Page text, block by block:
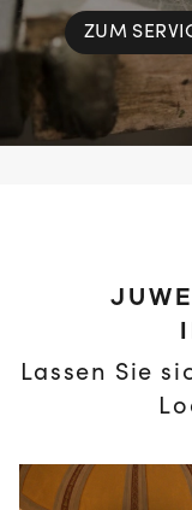
ZUM
Lassen Sie